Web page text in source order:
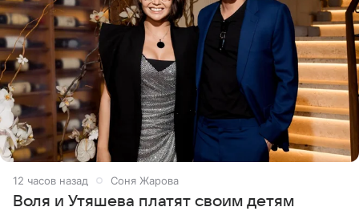
12 часов назад Соня Жарова
Воля и Утяшева платят своим детям